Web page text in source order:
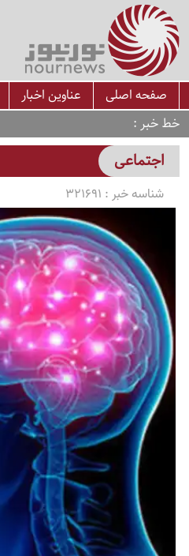
صفحه اصلی عناوین اخبار
خط خبر
اجتماعی
شناسه خبر : 321691